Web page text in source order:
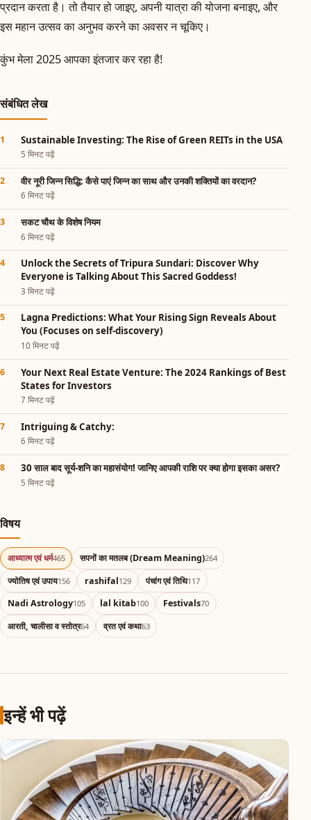
प्रदान करता है। तो तैयार हो जाइए, अपनी यात्रा की योजना बनाइए, और
इस महान उत्सव का अनुभव करने का अवसर न चूकिए।
कुंभ मेला 2025 आपका इंतजार कर रहा है!
संबंधित लेख
Sustainable Investing: The Rise of Green REITs in the USA
5 मिनट पढ़ें
वीर नूरी जिन्न सिद्धि: कैसे पाएं जिन्न का साथ और उनकी शक्तियों का वरदान?
6 मिनट पढ़ें
सकट चौथ के विशेष नियम
6 मिनट पढ़ें
Unlock the Secrets of Tripura Sundari: Discover Why
Everyone is Talking About This Sacred Goddess!
3 मिनट पढ़ें
Lagna Predictions: What Your Rising Sign Reveals About
You (Focuses on self-discovery)
10 मिनट पढ़ें
Your Next Real Estate Venture: The 2024 Rankings of Best
States for Investors
7 मिनट पढ़ें
Intriguing & Catchy:
6 मिनट पढ़ें
30 साल बाद सूर्य-शनि का महासंयोग! जानिए आपकी राशि पर क्या होगा इसका असर?
5 मिनट पढ़ें
विषय
आध्यात्म एवं धर्म465 सपनों का मतलब (Dream Meaning)264
ज्योतिष एवं उपाय156 rashifal129 पंचांग एवं तिथि117
Nadi Astrology105 lal kitab100 Festivals70
आरती, चालीसा व स्तोत्र64 व्रत एवं कथा63
इन्हें भी पढ़ें